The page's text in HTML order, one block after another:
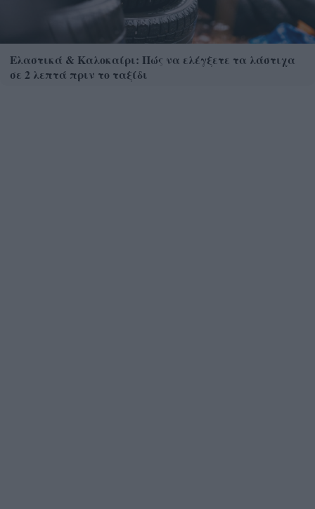
Ελαστικά & Καλοκαίρι: Πώς να ελέγξετε τα λάστιχα
σε 2 λεπτά πριν το ταξίδι